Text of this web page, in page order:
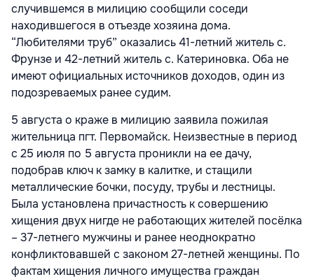
случившемся в милицию сообщили соседи
находившегося в отъезде хозяина дома.
“Любителями труб” оказались 41-летний житель с.
Фрунзе и 42-летний житель с. Катериновка. Оба не
имеют официальных источников доходов, один из
подозреваемых ранее судим.
5 августа о краже в милицию заявила пожилая
жительница пгт. Первомайск. Неизвестные в период
с 25 июля по 5 августа проникли на ее дачу,
подобрав ключ к замку в калитке, и стащили
металлические бочки, посуду, трубы и лестницы.
Была установлена причастность к совершению
хищения двух нигде не работающих жителей посёлка
– 37-летнего мужчины и ранее неоднократно
конфликтовавшей с законом 27-летней женщины. По
фактам хищения личного имущества граждан